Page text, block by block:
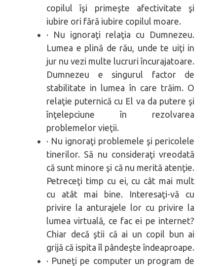
copilul îşi primeşte afectivitate şi
iubire ori fără iubire copilul moare.
· Nu ignoraţi relaţia cu Dumnezeu.
Lumea e plină de rău, unde te uiţi in
jur nu vezi multe lucruri încurajatoare.
Dumnezeu e singurul factor de
stabilitate in lumea în care trăim. O
relaţie puternică cu El va da putere şi
înţelepciune în rezolvarea
problemelor vieţii.
· Nu ignoraţi problemele şi pericolele
tinerilor. Să nu consideraţi vreodată
că sunt minore şi că nu merită atenţie.
Petreceţi timp cu ei, cu cât mai mult
cu atât mai bine. Interesaţi-vă cu
privire la anturajele lor cu privire la
lumea virtuală, ce fac ei pe internet?
Chiar decă ştii că ai un copil bun ai
grijă că ispita îl pândeşte îndeaproape.
· Puneţi pe computer un program de